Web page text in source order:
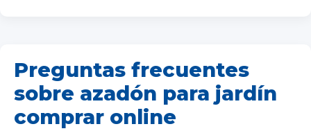
Preguntas frecuentes
sobre azadón para jardín
comprar online